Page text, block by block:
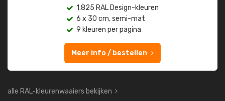
1.825 RAL Design-kleuren
6 x 30 cm, semi-mat
9 kleuren per pagina
Meer info / bestellen
alle RAL-kleurenwaaiers bekijken